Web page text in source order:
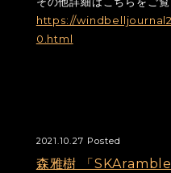
https://
0.html
2021.10.27 Posted
森雅樹 「